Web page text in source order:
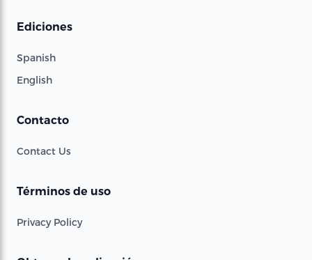
Ediciones
Spanish
English
Contacto
Contact Us
Términos de uso
Privacy Policy